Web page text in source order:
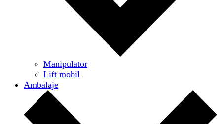
Manipulator
Lift mobil
Ambalaje